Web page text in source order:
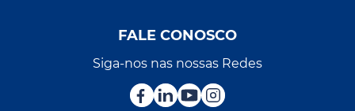
FALE CONOSCO
Siga-nos nas nossas Redes